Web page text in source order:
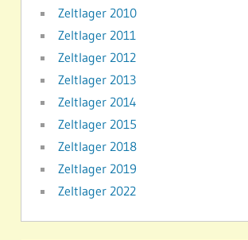
Zeltlager 2010
Zeltlager 2011
Zeltlager 2012
Zeltlager 2013
Zeltlager 2014
Zeltlager 2015
Zeltlager 2018
Zeltlager 2019
Zeltlager 2022